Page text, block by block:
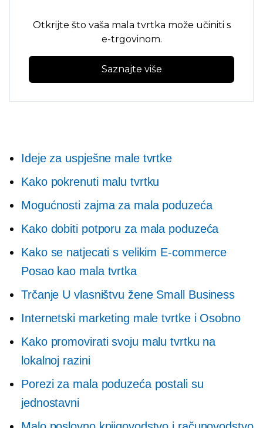
Otkrijte što vaša mala tvrtka može učiniti s
e-trgovinom.
Saznajte više
Ideje za uspješne male tvrtke
Kako pokrenuti malu tvrtku
Mogućnosti zajma za mala poduzeća
Kako dobiti potporu za mala poduzeća
Kako se natjecati s velikim E-commerce
Posao kao mala tvrtka
Trčanje U vlasništvu ženeSmall Business
Internetski marketing male tvrtke i Osobno
Kako promovirati svoju malu tvrtku na
lokalnoj razini
Porezi za mala poduzeća postali su
jednostavni